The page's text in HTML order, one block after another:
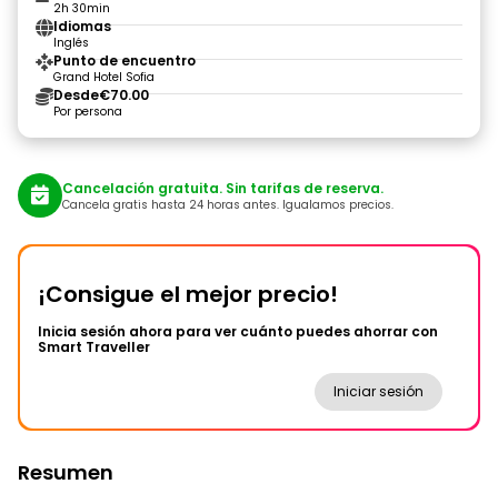
2h 30min
Idiomas
Inglés
Punto de encuentro
Grand Hotel Sofia
Desde€70.00
Por persona
Cancelación gratuita. Sin tarifas de reserva.
Cancela gratis hasta 24 horas antes. Igualamos precios.
¡Consigue el mejor precio!
Inicia sesión ahora para ver cuánto puedes ahorrar con
Smart Traveller
Iniciar sesión
Resumen